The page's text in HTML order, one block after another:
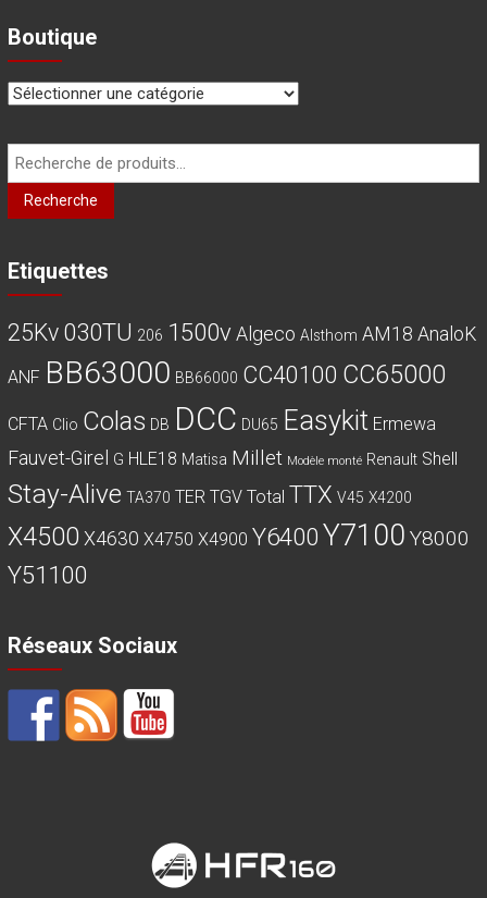
Boutique
Recherche
pour :
Recherche
Etiquettes
25Kv 030TU 206 1500v Algeco Alsthom AM18 AnaloK
ANF BB63000 BB66000 CC40100 CC65000
CFTA Clio Colas DB DCC DU65 Easykit Ermewa
Fauvet-Girel G HLE18 Matisa Millet Modèle monté Renault Shell
Stay-Alive TA370 TER TGV Total TTX V45 X4200
X4500 X4630 X4750 X4900 Y6400Y7100 Y8000
Y51100
Réseaux Sociaux